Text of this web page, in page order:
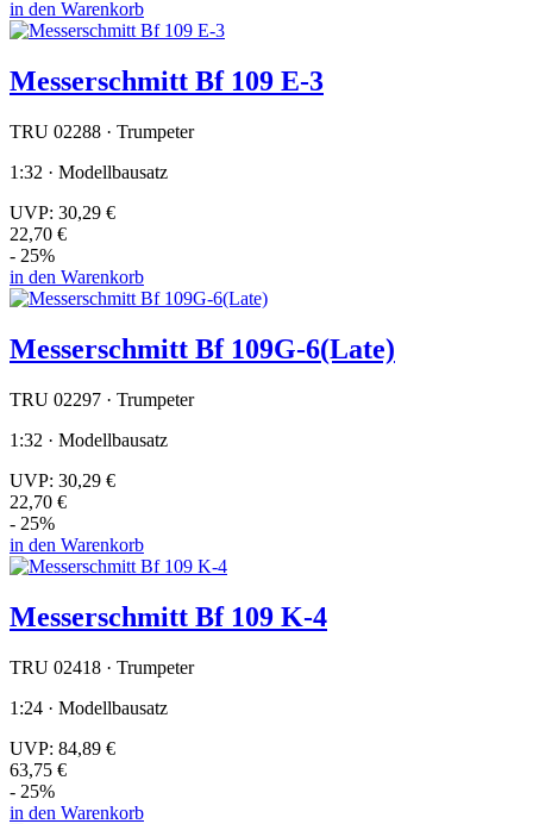
in den Warenkorb
Messerschmitt Bf 109 E-3
TRU 02288 · Trumpeter
1:32 · Modellbausatz
UVP: 30,29 €
22,70 €
- 25%
in den Warenkorb
Messerschmitt Bf 109G-6(Late)
TRU 02297 · Trumpeter
1:32 · Modellbausatz
UVP: 30,29 €
22,70 €
- 25%
in den Warenkorb
Messerschmitt Bf 109 K-4
TRU 02418 · Trumpeter
1:24 · Modellbausatz
UVP: 84,89 €
63,75 €
- 25%
in den Warenkorb